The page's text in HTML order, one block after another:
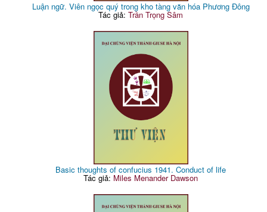
Luận ngữ. Viên ngọc quý trong kho tàng văn hóa Phương Đông
Tác giả:Trần Trọng Sâm
Basic thoughts of confucius 1941. Conduct of life
Tác giả: Miles Menander Dawson